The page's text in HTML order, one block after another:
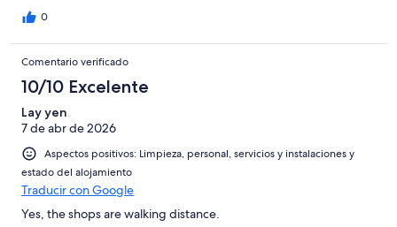
0
Comentario verificado
10/10 Excelente
Lay yen
7 de abr de 2026
Aspectos positivos: Limpieza, personal, servicios y instalaciones y
estado del alojamiento
Traducir con Google
Yes, the shops are walking distance.